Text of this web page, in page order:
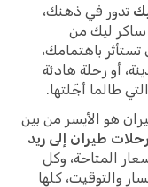
تدور في ذهنك،
ليك من
باهتمامك،
أو رحلة هادئة
طالما أجّلتها.
هو الأيسر من بين
طيران إلى ريد
المتاحة، وكل
والتوقيت، كلها